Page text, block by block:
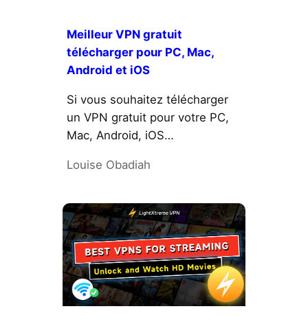
Meilleur VPN gratuit
télécharger pour PC, Mac,
Android et iOS
Si vous souhaitez télécharger
un VPN gratuit pour votre PC,
Mac, Android, iOS…
Louise Obadiah